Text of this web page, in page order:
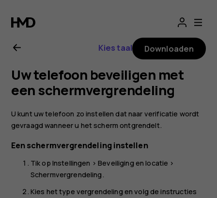
voor
Nokia
2.1
Kies taal Downloaden
Uw telefoon beveiligen met
een schermvergrendeling
U kunt uw telefoon zo instellen dat naar verificatie wordt
gevraagd wanneer u het scherm ontgrendelt.
Een schermvergrendeling instellen
Tik op Instellingen >Beveiliging en locatie >
Schermvergrendeling.
Kies het type vergrendeling en volg de instructies